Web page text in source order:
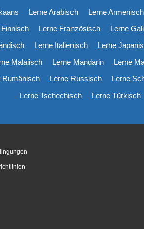
Lerne Arabisch Lerne Armenisch
Lerne Französisch Lerne
Lerne Italienisch Lerne
Malaiisch
Lerne Mandarin Lerne
Rumänisch
Lerne Russisch Lerne
Lerne Tschechisch
Lerne Türkisch